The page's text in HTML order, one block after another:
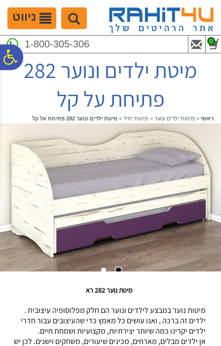
נגישות
המרכזי
ניווט
1-800-305-306 0
מיטת ילדים ונוער 282
פתיחת על קל
ראשי > מיטות ילדים ונוער > מיטות יחיד > מיטת ילדים ונוער 282 פתיחת על קל
מיטת נוער 282 רא
מיטות נוער במבצע לילדים ונוער הם חלק מפלוסופיה עיצובית .
ילדים זה ברכה , ואנו עושים כל מאמץ כדי שהעיצובים עבור חדרי
ילדים יקרינו כמה שיותר יצירתיות, מקצועיות ושמחת חיים.
אן ילדים מבלים, מארחים, מכינים שיעורים, משחקים וישנים. לכן יש